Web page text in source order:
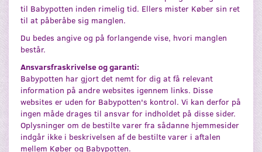
til Babypotten inden rimelig tid. Ellers mister Køber sin ret
til at påberåbe sig manglen.
Du bedes angive og på forlangende vise, hvori manglen
består.
Ansvarsfraskrivelse og garanti:
Babypotten har gjort det nemt for dig at få relevant
information på andre websites igennem links. Disse
websites er uden for Babypotten's kontrol. Vi kan derfor på
ingen måde drages til ansvar for indholdet på disse sider.
Oplysninger om de bestilte varer fra sådanne hjemmesider
indgår ikke i beskrivelsen af de bestilte varer i aftalen
mellem Køber og Babypotten.